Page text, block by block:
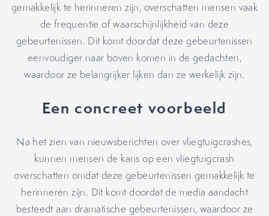
gemakkelijk te herinneren zijn, overschatten mensen vaak
de frequentie of waarschijnlijkheid van deze
gebeurtenissen. Dit komt doordat deze gebeurtenissen
eenvoudiger naar boven komen in de gedachten,
waardoor ze belangrijker lijken dan ze werkelijk zijn.
Een concreet voorbeeld
Na het zien van nieuwsberichten over vliegtuigcrashes,
kunnen mensen de kans op een vliegtuigcrash
overschatten omdat deze gebeurtenissen gemakkelijk te
herinneren zijn. Dit komt doordat de media aandacht
besteedt aan dramatische gebeurtenissen, waardoor ze